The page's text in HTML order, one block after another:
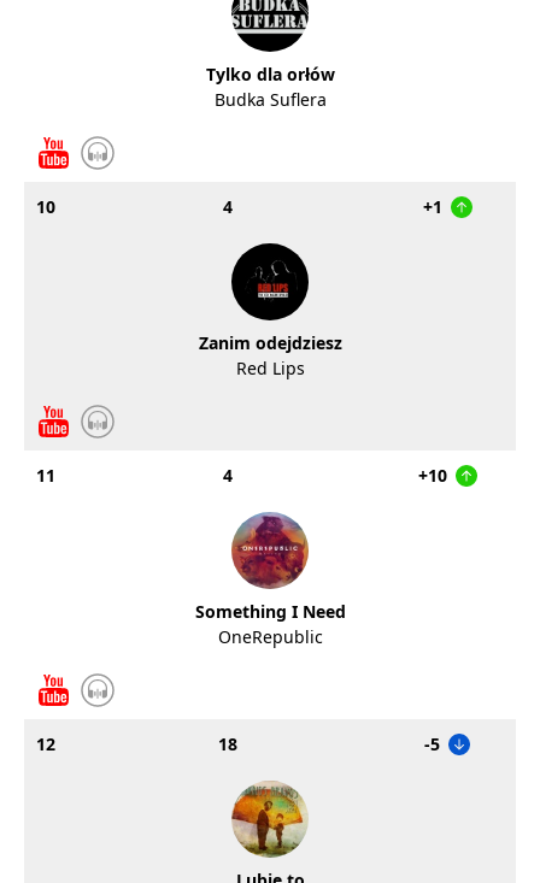
Tylko dla orłów
Budka Suflera
10 4 +1
Zanim odejdziesz
Red Lips
11 4 +10
Something I Need
OneRepublic
12 18 -5